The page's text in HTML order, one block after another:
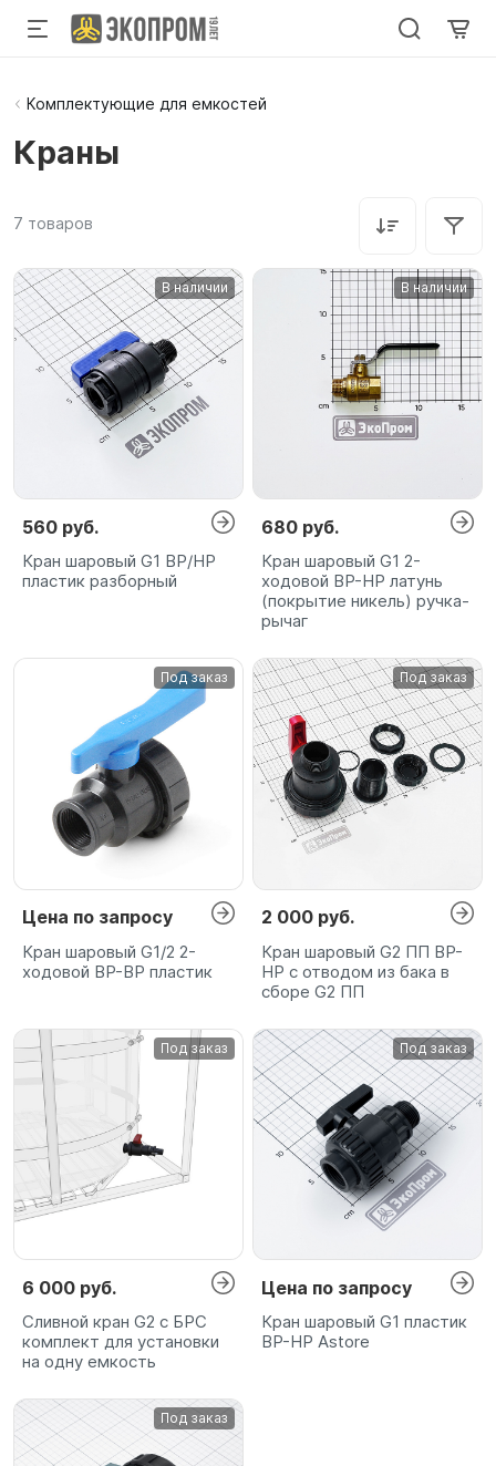
Комплектующие для емкостей
Краны
7 товаров
В наличии
560 руб.
Кран шаровый G1 ВР/НР
пластик разборный
В наличии
680 руб.
Кран шаровый G1 2-
ходовой ВР-НР латунь
(покрытие никель) ручка-
рычаг
Под заказ
Цена по запросу
Кран шаровый G1/2 2-
ходовой ВР-ВР пластик
Под заказ
2 000 руб.
Кран шаровый G2 ПП ВР-
НР с отводом из бака в
сборе G2 ПП
Под заказ
6 000 руб.
Сливной кран G2 с БРС
комплект для установки
на одну емкость
Под заказ
Цена по запросу
Кран шаровый G1 пластик
ВР-НР Astore
Под заказ